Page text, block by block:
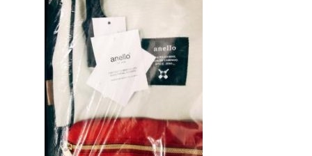
ประเทศญี่ปุ่น